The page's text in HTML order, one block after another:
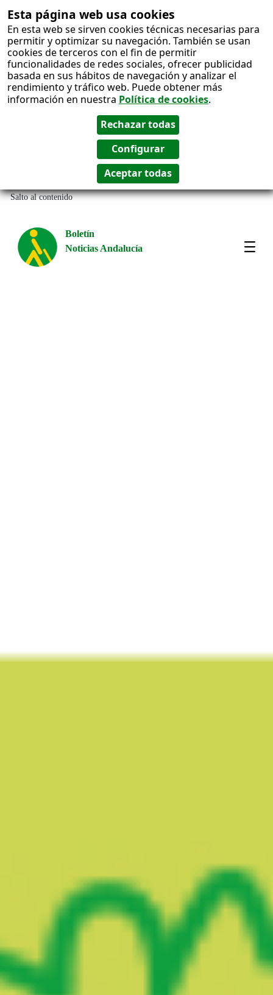
Esta página web usa cookies
En esta web se sirven cookies técnicas necesarias para
permitir y optimizar su navegación. También se usan
cookies de terceros con el fin de permitir
funcionalidades de redes sociales, ofrecer publicidad
basada en sus hábitos de navegación y analizar el
rendimiento y tráfico web. Puede obtener más
información en nuestra Política de cookies.
Salto al contenido
Boletín
Noticias Andalucía